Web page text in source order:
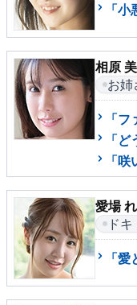
サンプル動画
イベント情報
アイドル一覧
▶発売中
▶ 新作
「
相原
お姉
「
「
「
愛場
ド
「